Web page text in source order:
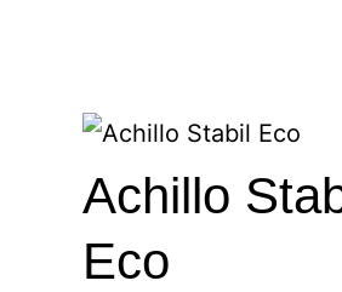
Achillo
Eco